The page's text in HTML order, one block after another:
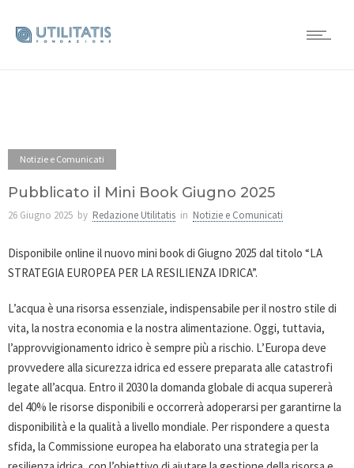
Notizie e Comunicati
Pubblicato il Mini Book Giugno 2025
26 Giugno 2025 by Redazione Utilitatis in Notizie e Comunicati
Disponibile online il nuovo mini book di Giugno 2025 dal titolo “LA
STRATEGIA EUROPEA PER LA RESILIENZA IDRICA”.
L’acqua è una risorsa essenziale, indispensabile per il nostro stile di
vita, la nostra economia e la nostra alimentazione. Oggi, tuttavia,
l’approvvigionamento idrico è sempre più a rischio. L’Europa deve
provvedere alla sicurezza idrica ed essere preparata alle catastrofi
legate all’acqua. Entro il 2030 la domanda globale di acqua supererà
del 40% le risorse disponibili e occorrerà adoperarsi per garantirne la
disponibilità e la qualità a livello mondiale. Per rispondere a questa
sfida, la Commissione europea ha elaborato una strategia per la